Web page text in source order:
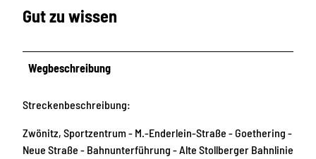
Gut zu wissen
Wegbeschreibung
Streckenbeschreibung:
Zwönitz, Sportzentrum - M.-Enderlein-Straße - Goethering -
Neue Straße - Bahnunterführung - Alte Stollberger Bahnlinie